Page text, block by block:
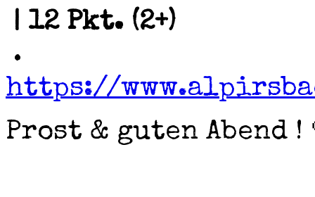
| 12 Pkt. (2+)
•
https://
Prost & guten Abend !